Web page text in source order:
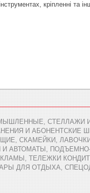
кріпленні та
СТЕЛЛАЖИ
И АБОНЕНТСКИЕ
СКАМЕЙКИ,
АВТОМАТЫ,
ТЕЛЕЖКИ
ДЛЯ ОТДЫХА,